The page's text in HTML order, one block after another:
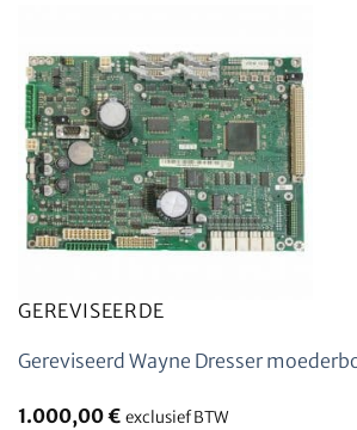
GEREVISEERDE
Gereviseerd Wayne Dresser
1.000,00€ exclusief BTW